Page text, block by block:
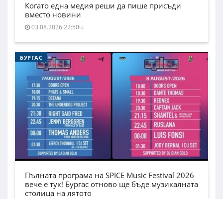
Когато една медия реши да пише присъди
вместо новини
03.08.2026 22:50ч.
БУРГАС
Пълната програма на SPICE Music Festival 2026
вече е тук! Бургас отново ще бъде музикалната
столица на лятото